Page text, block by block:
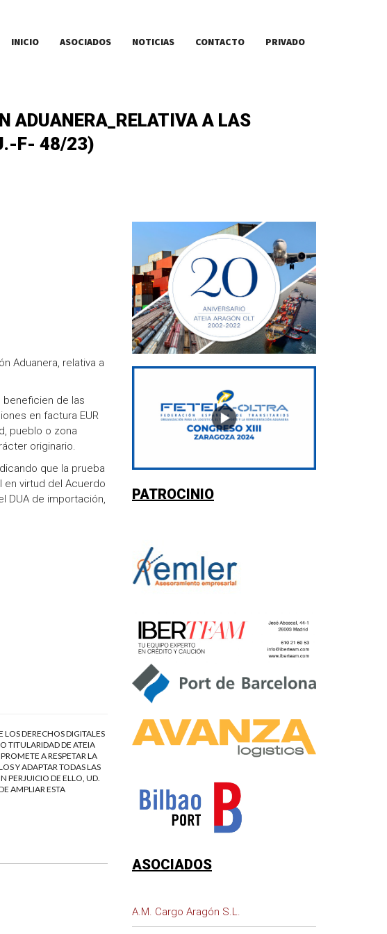
INICIO ASOCIADOS NOTICIAS CONTACTO PRIVADO
ADUANERA_RELATIVA A LAS
F- 48/23)
Aduanera, relativa a
beneficien de las
en factura EUR
pueblo o zona
originario.
que la prueba
virtud del Acuerdo
DUA de importación,
DERECHOS DIGITALES
TITULARIDAD DE ATEIA
A RESPETAR LA
Y ADAPTAR TODAS LAS
PERJUICIO DE ELLO, UD.
AMPLIAR ESTA
PATROCINIO
ASOCIADOS
A.M. Cargo Aragón S.L.